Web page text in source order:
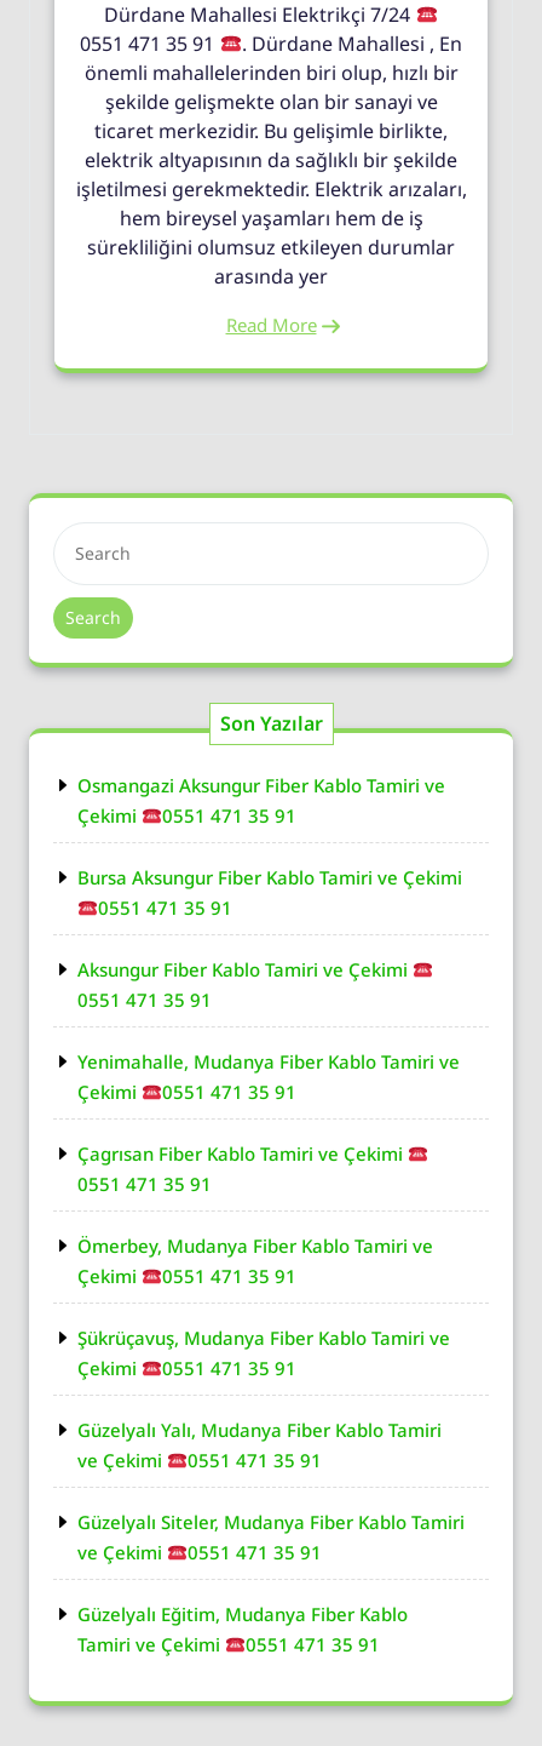
Dürdane Mahallesi Elektrikçi 7/24
0551 471 35 91
. Dürdane Mahallesi , En
önemli mahallelerinden biri olup, hızlı bir
şekilde gelişmekte olan bir sanayi ve
ticaret merkezidir. Bu gelişimle birlikte,
elektrik altyapısının da sağlıklı bir şekilde
işletilmesi gerekmektedir. Elektrik arızaları,
hem bireysel yaşamları hem de iş
sürekliliğini olumsuz etkileyen durumlar
arasında yer
Read More
Search
Son Yazılar
Osmangazi Aksungur Fiber Kablo Tamiri ve
Çekimi
0551 471 35 91
Bursa Aksungur Fiber Kablo Tamiri ve Çekimi
0551 471 35 91
Aksungur Fiber Kablo Tamiri ve Çekimi
0551 471 35 91
Yenimahalle, Mudanya Fiber Kablo Tamiri ve
Çekimi
0551 471 35 91
Çagrısan Fiber Kablo Tamiri ve Çekimi
0551 471 35 91
Ömerbey, Mudanya Fiber Kablo Tamiri ve
Çekimi
0551 471 35 91
Şükrüçavuş, Mudanya Fiber Kablo Tamiri ve
Çekimi
0551 471 35 91
Güzelyalı Yalı, Mudanya Fiber Kablo Tamiri
ve Çekimi
0551 471 35 91
Güzelyalı Siteler, Mudanya Fiber Kablo Tamiri
ve Çekimi
0551 471 35 91
Güzelyalı Eğitim, Mudanya Fiber Kablo
Tamiri ve Çekimi
0551 471 35 91